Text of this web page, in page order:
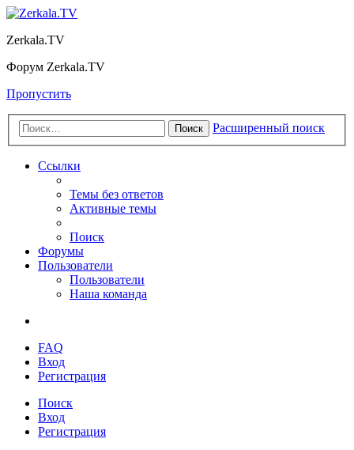
Zerkala.TV
Форум Zerkala.TV
Пропустить
Поиск Расширенный поиск
Ссылки
Темы без ответов
Активные темы
Поиск
Форумы
Пользователи
Пользователи
Наша команда
FAQ
Вход
Регистрация
Поиск
Вход
Регистрация